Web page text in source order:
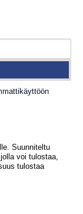
Suunniteltu
voi tulostaa,
tulostaa